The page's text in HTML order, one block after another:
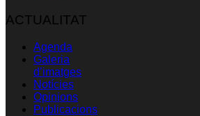
ACTUALITAT
Agenda
Galeria
d’imatges
Notícies
Opinions
Publicacions